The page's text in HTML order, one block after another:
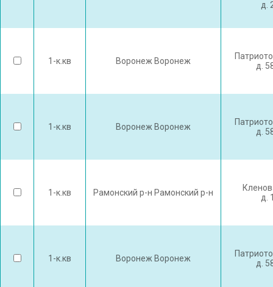
д.
1-к.кв Воронеж Воронеж
д.
1-к.кв Воронеж Воронеж
д.
1-к.кв Рамонский р-н Рамонский р-н
д.
1-к.кв Воронеж Воронеж
д.